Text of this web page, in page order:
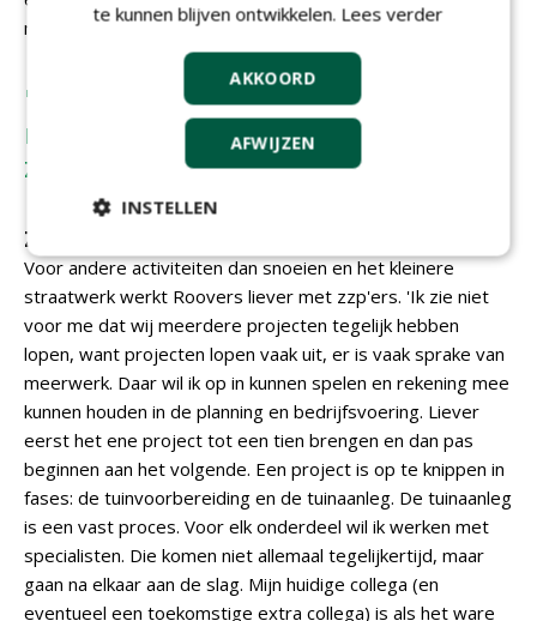
mondreclame. Maar ik zeg nooit nooit.'
'Een bijkomend voordeel van het
middensegment is dat ik dan ook
zelf in de tuin kan blijven werken'
Zzp'ers
Voor andere activiteiten dan snoeien en het kleinere
straatwerk werkt Roovers liever met zzp'ers. 'Ik zie niet
voor me dat wij meerdere projecten tegelijk hebben
lopen, want projecten lopen vaak uit, er is vaak sprake van
meerwerk. Daar wil ik op in kunnen spelen en rekening mee
kunnen houden in de planning en bedrijfsvoering. Liever
eerst het ene project tot een tien brengen en dan pas
beginnen aan het volgende. Een project is op te knippen in
fases: de tuinvoorbereiding en de tuinaanleg. De tuinaanleg
is een vast proces. Voor elk onderdeel wil ik werken met
specialisten. Die komen niet allemaal tegelijkertijd, maar
gaan na elkaar aan de slag. Mijn huidige collega (en
eventueel een toekomstige extra collega) is als het ware
te kunnen blijven ontwikkelen. Lees verder
AKKOORD
AFWIJZEN
INSTELLEN